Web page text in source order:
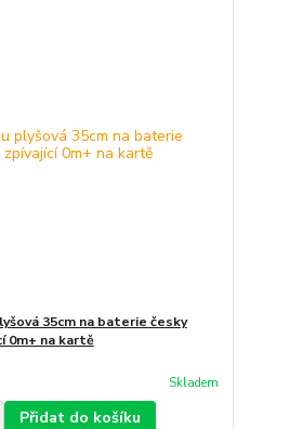
35cm na baterie česky
0m+ na kartě
Skladem
Přidat do košíku